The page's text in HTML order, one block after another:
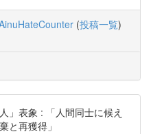
(投稿一覧)
」表象 : 「人間同士に候え
と再獲得」